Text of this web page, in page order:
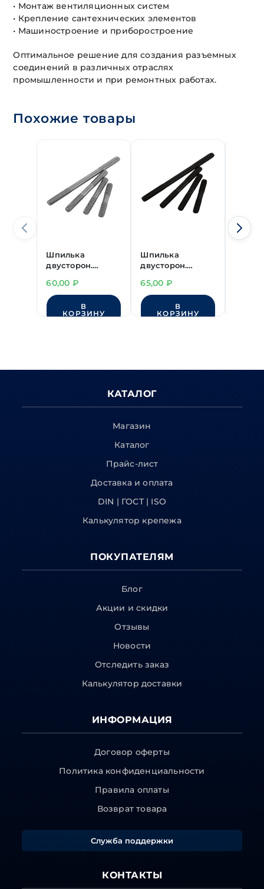
• Монтаж вентиляционных систем
• Крепление сантехнических элементов
• Машиностроение и приборостроение
Оптимальное решение для создания разъемных
соединений в различных отраслях
промышленности и при ремонтных работах.
Похожие товары
Шпилька
двусторон.
цинк
60,00 ₽
В
КОРЗИНУ
Шпилька
двусторон.
М8(мелк.шаг1.0)/
М8х75(23/17) мм
без покрытия
65,00 ₽
В
КОРЗИНУ
КАТАЛОГ
Магазин
Каталог
Прайс-лист
Доставка и оплата
DIN | ГОСТ | ISO
Калькулятор крепежа
ПОКУПАТЕЛЯМ
Блог
Акции и скидки
Отзывы
Новости
Отследить заказ
Калькулятор доставки
ИНФОРМАЦИЯ
Договор оферты
Политика конфиденциальности
Правила оплаты
Возврат товара
Служба поддержки
КОНТАКТЫ